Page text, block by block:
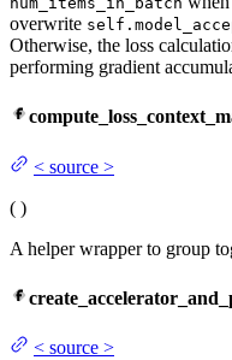
overwrite
Otherwise, the loss
performing gradient
< source >
( )
A helper wrapper to group
< source >